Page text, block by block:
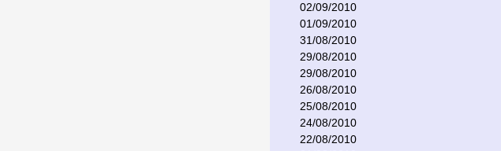
02/09/2010
01/09/2010
31/08/2010
29/08/2010
29/08/2010
26/08/2010
25/08/2010
24/08/2010
22/08/2010